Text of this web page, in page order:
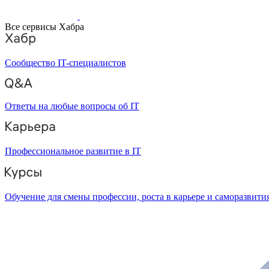
Все сервисы Хабра
Сообщество IT-специалистов
Ответы на любые вопросы об IT
Профессиональное развитие в IT
Обучение для смены профессии, роста в карьере и